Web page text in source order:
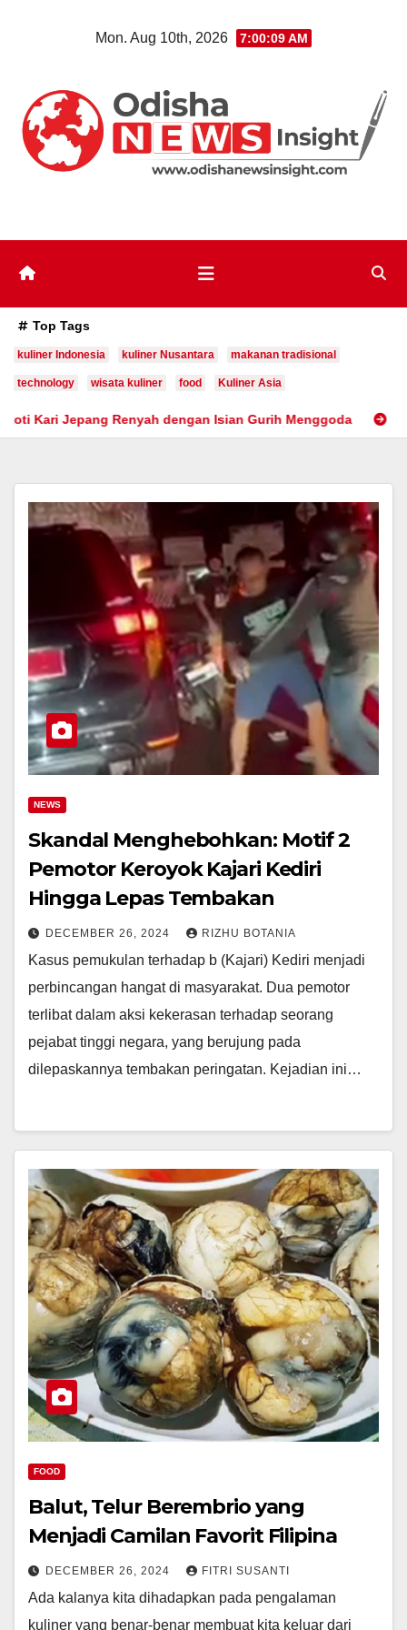
Mon. Aug 10th, 2026 7:00:10 AM
Top Tags
kuliner Indonesia kuliner Nusantara makanan tradisional
technology wisata kuliner food Kuliner Asia
dengan Isian Gurih Menggoda Cryptography:
NEWS
Skandal Menghebohkan: Motif 2
Pemotor Keroyok Kajari Kediri
Hingga Lepas Tembakan
DECEMBER 26, 2024 RIZHU BOTANIA
Kasus pemukulan terhadap b (Kajari) Kediri menjadi
perbincangan hangat di masyarakat. Dua pemotor
terlibat dalam aksi kekerasan terhadap seorang
pejabat tinggi negara, yang berujung pada
dilepaskannya tembakan peringatan. Kejadian ini…
FOOD
Balut, Telur Berembrio yang
Menjadi Camilan Favorit Filipina
DECEMBER 26, 2024 FITRI SUSANTI
Ada kalanya kita dihadapkan pada pengalaman
kuliner yang benar-benar membuat kita keluar dari